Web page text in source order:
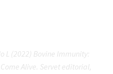
L (2022) Bovine Immunity:
Alive. Servet editorial,